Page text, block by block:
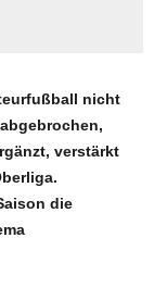
nicht
verstärkt
die